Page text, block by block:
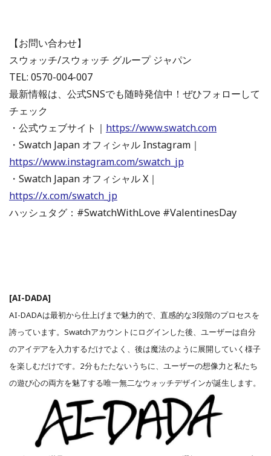
【お問い合わせ】
スウォッチ/スウォッチ グループ ジャパン
TEL: 0570-004-007
最新情報は、公式SNSでも随時発信中！ぜひフォローして
チェック
・公式ウェブサイト｜ https://www.swatch.com
・Swatch Japan オフィシャル Instagram｜
https://www.instagram.com/swatch_jp
・Swatch Japan オフィシャル X｜
https://x.com/swatch_jp
ハッシュタグ：#SwatchWithLove #ValentinesDay
[AI-DADA]
AI-DADAは最初から仕上げまで魅力的で、直感的な3段階のプロセスを
誇っています。Swatchアカウントにログインした後、ユーザーは自分
のアイデアを入力するだけでよく、後は魔法のように展開していく様子
を楽しむだけです。2分もたたないうちに、ユーザーの想像力と私たち
の遊び心の両方を魅了する唯一無二なウォッチデザインが誕生します。